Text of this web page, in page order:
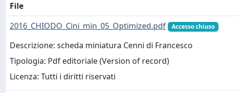
File
2016_CHIODO_Cini_min_05_Optimized.pdf
Accesso chiuso
Descrizione: scheda miniatura Cenni di Francesco
Tipologia: Pdf editoriale (Version of record)
Licenza: Tutti i diritti riservati